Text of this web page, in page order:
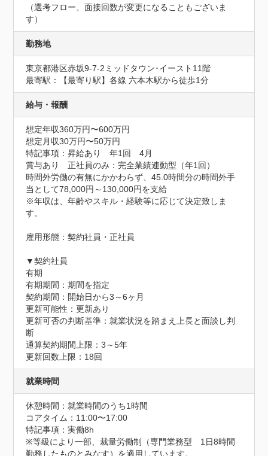
（選考フロー、面接回数が変更になることもございま
す）
勤務地
東京都港区赤坂9-7-2ミッドタウン･イースト11階
最寄駅：【最寄り駅】各線 六本木駅から徒歩1分
給与・報酬
想定年収360万円〜600万円
想定月収30万円〜50万円
特記事項：昇給あり　年1回　4月
賞与あり　正社員のみ：完全業績連動型（年1回）
時間外労働の有無にかかわらず、45.0時間分の時間外手
当として78,000円～130,000円を支給
※年収は、年齢やスキル・経験等に応じて決定致しま
す。
雇用形態：契約社員・正社員
▼契約社員
有期
有期期間：期間を指定
契約期間：開始日から3～6ヶ月
更新可能性：更新あり
更新可否の判断基準：就業状況を踏まえ上長と面談し判
断
通算契約期間上限：3～5年
更新回数上限：18回
就業時間
休憩時間：就業時間のうち1時間
コアタイム：11:00〜17:00
特記事項：実働8h
※等級により一部、裁量労働制（専門業務型　1日8時間
勤務したものとみなす）を適用しています。